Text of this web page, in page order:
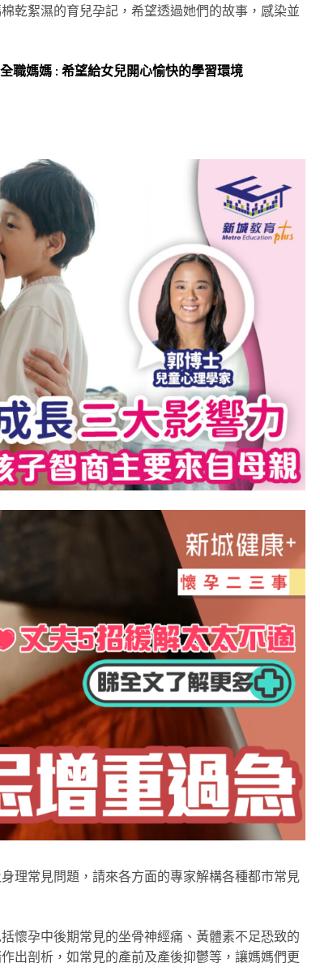
乾絮濕的育兒孕記，希望透過她們的故事，感染並
職媽媽 : 希望給女兒開心愉快的學習環境
理常見問題，請來各方面的專家解構各種都市常見
懷孕中後期常見的坐骨神經痛、黃體素不足恐致的
出剖析，如常見的產前及產後抑鬱等，讓媽媽們更